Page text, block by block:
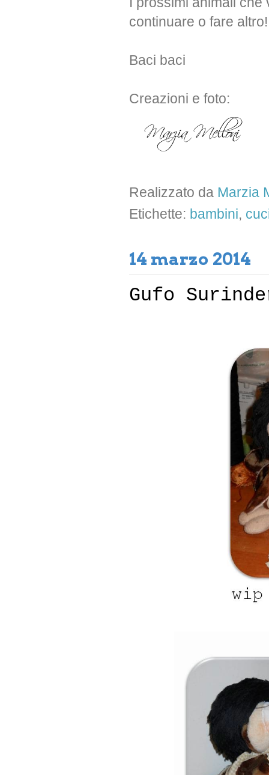
continuare o fare
Baci baci
Creazioni e foto:
Realizzato da Marzia
Etichette: bambini,
14 marzo 2014
Gufo